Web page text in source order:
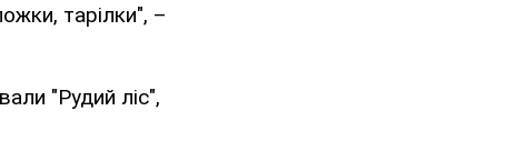
тарілки", –
"Рудий ліс",